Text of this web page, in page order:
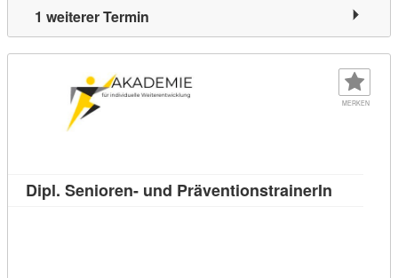
1 weiterer Termin
MERKEN
Dipl. Senioren- und PräventionstrainerIn